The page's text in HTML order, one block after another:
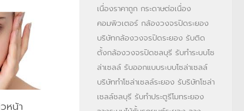
หน้า
เนื่องราคาถูก กระดาษต่อเนื่อง
คอมพิวเตอร์ กล้องวงจรปิดระยอง
บริษัทกล้องวงจรปิดระยอง รับติด
ตั้งกล้องวงจรปิดชลบุรี รับทำระบบโซ
ล่าเซลล์ รับออกแบบระบบโซล่าเซลล์
บริษัททำโซล่าเซลล์ระยอง รับริษัทโซล่า
เซลล์ชลบุรี รับทำประตูรีโมทระยอง